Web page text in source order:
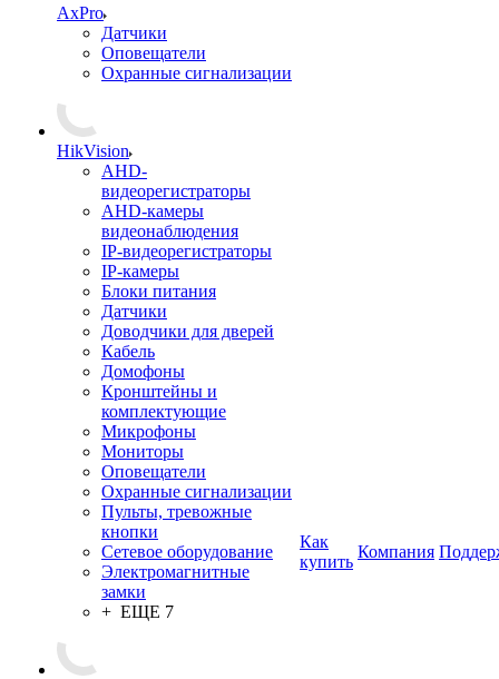
AxPro
Датчики
Оповещатели
Охранные сигнализации
HikVision
AHD-
видеорегистраторы
AHD-камеры
видеонаблюдения
IP-видеорегистраторы
IP-камеры
Блоки питания
Датчики
Доводчики для дверей
Кабель
Домофоны
Кронштейны и
комплектующие
Микрофоны
Мониторы
Оповещатели
Охранные сигнализации
Пульты, тревожные
кнопки
Сетевое оборудование
Электромагнитные
замки
+ ЕЩЕ 7
Как
купить
Компания